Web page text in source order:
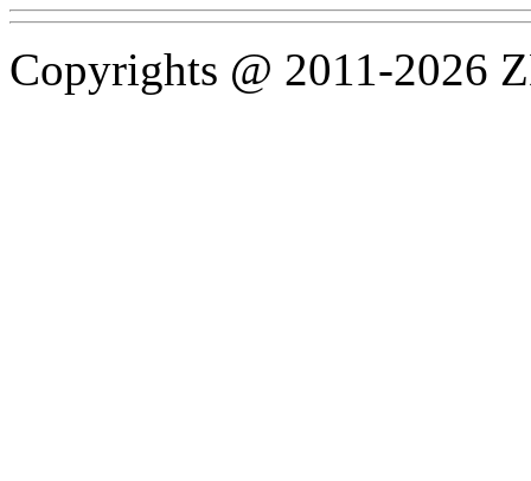
Copyrights @ 2011-2026